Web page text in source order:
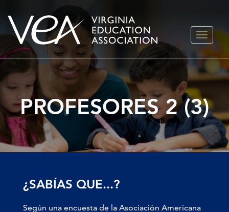
Ir
al
contenido
PROFESORES 2 (3)
¿SABÍAS QUE...?
Según una encuesta de la Asociación Americana